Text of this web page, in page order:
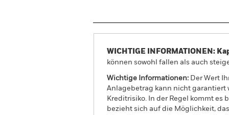
WICHTIGE INFORMATIONEN:
können sowohl fallen als auch
Wichtige Informationen: Der Wert
Anlagebetrag kann nicht garantiert
Kreditrisiko. In der Regel kommt es
bezieht sich auf die Möglichkeit,